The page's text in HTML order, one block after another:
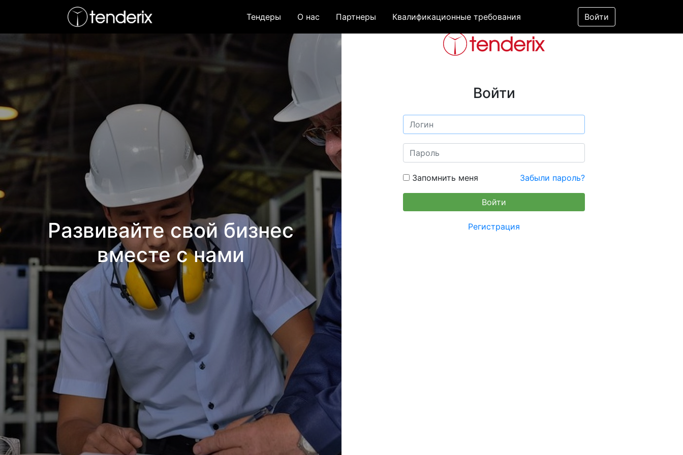
Тендеры О нас Партнеры Квалификационные требования Войти
Войти
Запомнить меня Забыли пароль?
Регистрация
Развивайте свой бизнес
вместе с нами